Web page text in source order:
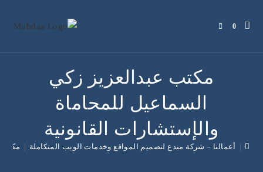
0
مكتب عبدالعزيز زكي
السماعيل للمحاماة
والإستشارات القانونية
| أعمالنا – شركة مبدع لتصميم المواقع وخدمات الويب المتكاملة | مكتب